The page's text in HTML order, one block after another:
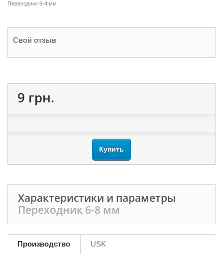
Переходник 6-4 мм
Свой отзыв
9 грн.
Купить
Характеристики и параметры
Переходник 6-8 мм
Производство USK